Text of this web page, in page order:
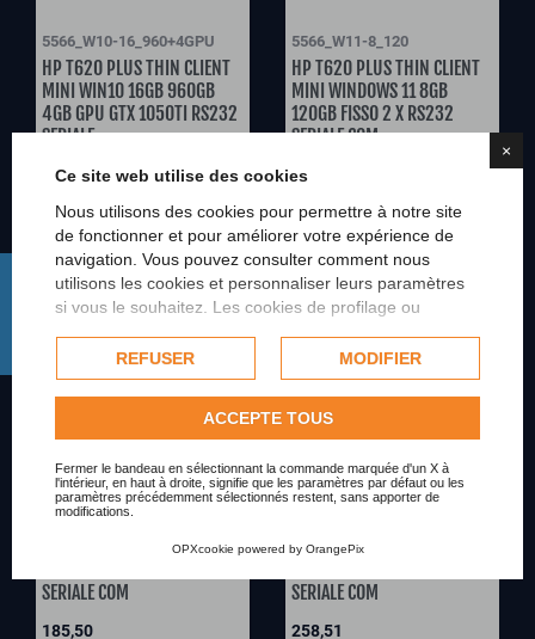
×
Ce site web utilise des cookies
Nous utilisons des cookies pour permettre à notre site
de fonctionner et pour améliorer votre expérience de
navigation. Vous pouvez consulter comment nous
utilisons les cookies et personnaliser leurs paramètres
si vous le souhaitez. Les cookies de profilage ou
consentement de l'utilisateur et, si cela est permis, ils
peuvent être utilisés pour personnaliser la publicité.
Pour plus d'informations sur la façon dont Google utilise
les données collectées, veuillez consulter la
Consulter les informations complètes sur les
cookies.
REFUSER MODIFIER
ACCEPTE TOUS
Fermer le bandeau en sélectionnant la commande marquée d'un X à
l'intérieur, en haut à droite, signifie que les paramètres par défaut ou les
paramètres précédemment sélectionnés restent, sans apporter de
modifications.
OPXcookie powered by OrangePix
5566_W10-16_960+4GPU
HP T620 PLUS THIN CLIENT
MINI WIN10 16GB 960GB
4GB GPU GTX 1050TI RS232
SERIALE
Prix
508,50
5566_W11-8_120
HP T620 PLUS THIN CLIENT
MINI WINDOWS 11 8GB
120GB FISSO 2 X RS232
SERIALE COM
Prix
172,50
5566_W11-8_240
HP T620 PLUS THIN CLIENT
MINI WINDOWS 11 8GB
SERIALE COM
Prix
185,50
5566_W11-16_480
MINI WINDOWS 11 16GB
SERIALE COM
Prix
258,51